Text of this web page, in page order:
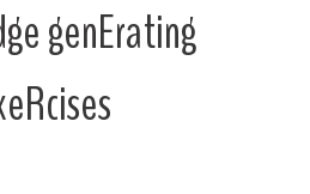
genErating